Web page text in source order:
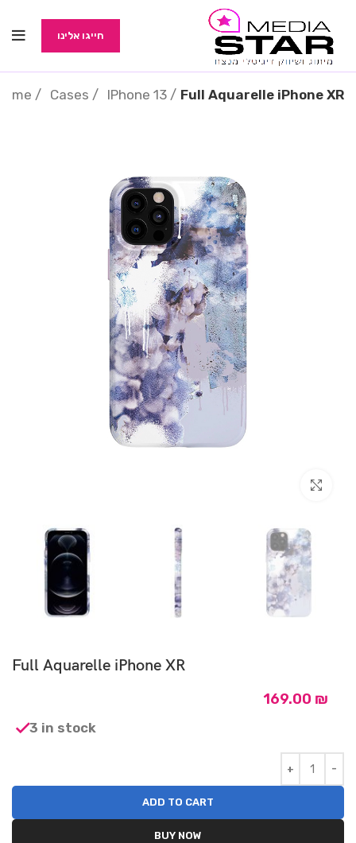
חייגו אלינו
Cases IPhone 13 Full Aquarelle iPhone XR
Full Aquarelle iPhone XR
169.00 ₪
3 in stock
ADD TO CART
BUY NOW